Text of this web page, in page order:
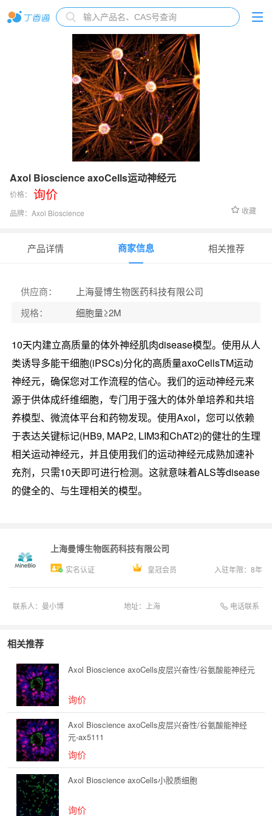
Axol Bioscience axoCells运动神经元
价格： 询价
品牌： Axol Bioscience 收藏
产品详情 商家信息 相关推荐
供应商：
上海曼博生物医药科技有限公司
规格： 细胞量≥2M
10天内建立高质量的体外神经肌肉disease模型。使用从人
类诱导多能干细胞(iPSCs)分化的高质量axoCellsTM运动
神经元，确保您对工作流程的信心。我们的运动神经元来
源于供体成纤维细胞，专门用于强大的体外单培养和共培
养模型、微流体平台和药物发现。使用Axol，您可以依赖
于表达关键标记(HB9, MAP2, LIM3和ChAT2)的健壮的生理
相关运动神经元，并且使用我们的运动神经元成熟加速补
充剂，只需10天即可进行检测。这就意味着ALS等disease
的健全的、与生理相关的模型。
上海曼博生物医药科技有限公司
实名认证 皇冠会员 入驻年限： 8年
联系人： 曼小博 地址： 上海 电话联系
相关推荐
Axol Bioscience axoCells皮层兴奋性/谷氨酸能神经元
询价
Axol Bioscience axoCells皮层兴奋性/谷氨酸能神经
元-ax5111
询价
Axol Bioscience axoCells小胶质细胞
询价